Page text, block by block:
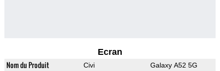
Ecran
Nom du Produit Civi Galaxy A52 5G